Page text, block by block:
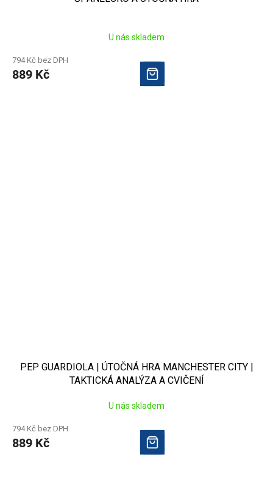
U nás skladem
794 Kč bez DPH
889 Kč
PEP GUARDIOLA | ÚTOČNÁ HRA MANCHESTER CITY |
TAKTICKÁ ANALÝZA A CVIČENÍ
U nás skladem
794 Kč bez DPH
889 Kč